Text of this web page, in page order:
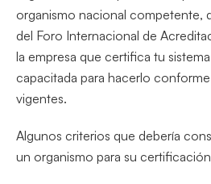
organismo nacional competente,
del Foro Internacional de
la empresa que certifica tu
capacitada para hacerlo
vigentes.
Algunos criterios que debería
un organismo para su